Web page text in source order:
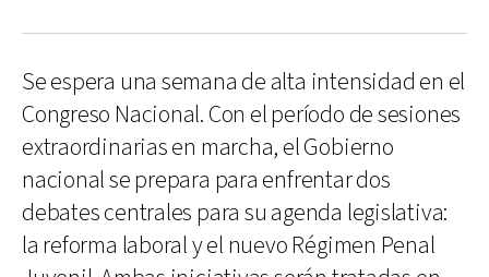
Se espera una semana de alta intensidad en el
Congreso Nacional. Con el período de sesiones
extraordinarias en marcha, el Gobierno
nacional se prepara para enfrentar dos
debates centrales para su agenda legislativa:
la reforma laboral y el nuevo Régimen Penal